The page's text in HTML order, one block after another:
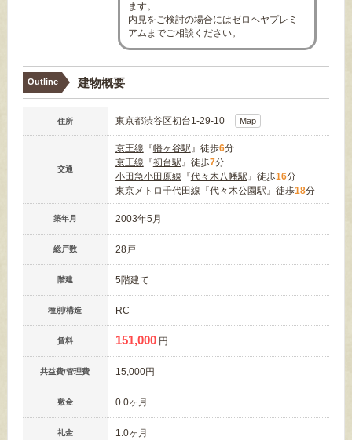
ます。
内見をご検討の場合にはゼロヘヤプレミ
アムまでご相談ください。
Outline 建物概要
住所 東京都渋谷区初台1-29-10 Map
交通
京王線 『幡ヶ谷駅』徒歩6分
京王線 『初台駅』徒歩7分
小田急小田原線 『代々木八幡駅』徒歩16分
東京メトロ千代田線 『代々木公園駅』徒歩18分
築年月 2003年5月
総戸数 28戸
階建 5階建て
種別/構造 RC
賃料 151,000 円
共益費/管理費 15,000円
敷金 0.0ヶ月
礼金 1.0ヶ月